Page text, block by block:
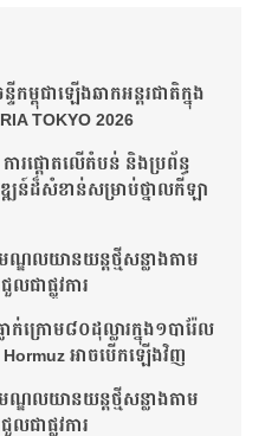
កម្ពុជា​ឡើង​ឆាក​អន្តរជាតិ​​ក្នុង​
TOKYO 2026
ារផ្តោតលើតំបន់ និងប្រព័ន្ធ
ឍន៍ដ៏សំខាន់សម្រាប់ថ្នាលកីឡា
ឌលយានយន្តថ្មីសន្លាង​តាម
ជាផ្លូវការ
ក់ក្រោម៨០ដុល្លារក្នុង១បារ៉ែល
អាចបើកឡើងវិញ
ឌលយានយន្តថ្មីសន្លាង​តាម
ជាផ្លូវការ